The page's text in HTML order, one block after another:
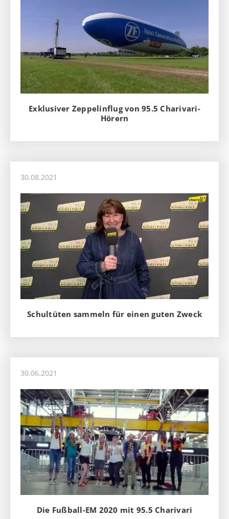
Exklusiver Zeppelinflug von 95.5 Charivari-
Hörern
30.08.2021
Schultüten sammeln für einen guten Zweck
30.06.2021
Die Fußball-EM 2020 mit 95.5 Charivari